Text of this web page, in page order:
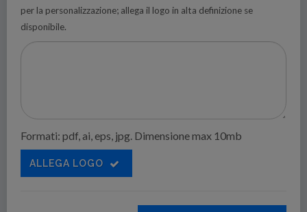
per la personalizzazione; allega il logo in alta definizione se
disponibile.
Formati: pdf, ai, eps, jpg. Dimensione max 10mb
ALLEGA LOGO